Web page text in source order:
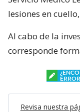
lesiones en
Al cabo de la
corresponde
Revisa nuestra